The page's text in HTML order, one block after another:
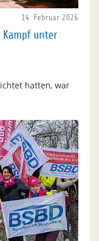
14. Februar 2026
Kampf unter
hatten, war